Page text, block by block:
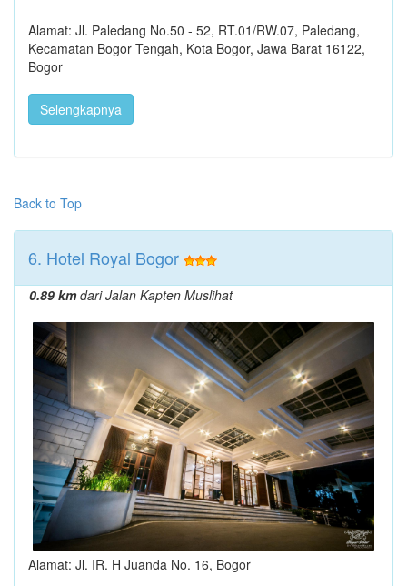
Alamat: Jl. Paledang No.50 - 52, RT.01/RW.07, Paledang,
Kecamatan Bogor Tengah, Kota Bogor, Jawa Barat 16122,
Bogor
Selengkapnya
Back to Top
6. Hotel Royal Bogor
0.89 kmdari Jalan Kapten Muslihat
Alamat: Jl. IR. H Juanda No. 16, Bogor